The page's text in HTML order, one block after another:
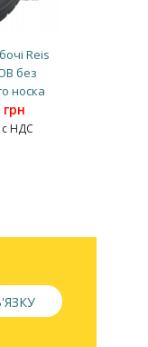
Reis
без
носка
грн
с НДС